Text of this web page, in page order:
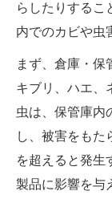
らしたりするこ
内でのカビや虫
まず、倉庫・保
キブリ、ハエ、
虫は、保管庫内
し、被害をもた
を超えると発生
製品に影響を与